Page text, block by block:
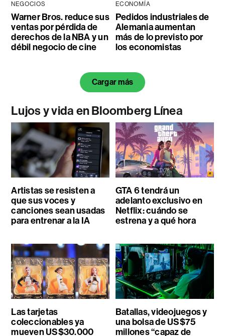
NEGOCIOS
Warner Bros. reduce sus
ventas por pérdida de
derechos de la NBA y un
débil negocio de cine
ECONOMÍA
Pedidos industriales de
Alemania aumentan
más de lo previsto por
los economistas
Cargar más
Lujos y vida en Bloomberg Línea
Artistas se resisten a
que sus voces y
canciones sean usadas
para entrenar a la IA
GTA 6 tendrá un
adelanto exclusivo en
Netflix: cuándo se
estrena y a qué hora
Las tarjetas
coleccionables ya
mueven US$30.000
Batallas, videojuegos y
una bolsa de US$75
millones “capaz de